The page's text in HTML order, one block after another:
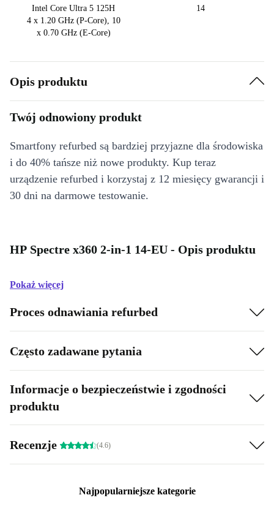
Intel Core Ultra 5 125H
4 x 1.20 GHz (P-Core), 10
x 0.70 GHz (E-Core)
14
Opis produktu
Twój odnowiony produkt
Smartfony refurbed są bardziej przyjazne dla środowiska
i do 40% tańsze niż nowe produkty. Kup teraz
urządzenie refurbed i korzystaj z 12 miesięcy gwarancji i
30 dni na darmowe testowanie.
HP Spectre x360 2-in-1 14-EU - Opis produktu
Pokaż więcej
Proces odnawiania refurbed
Często zadawane pytania
Informacje o bezpieczeństwie i zgodności
produktu
Recenzje (4.6)
Najpopularniejsze kategorie